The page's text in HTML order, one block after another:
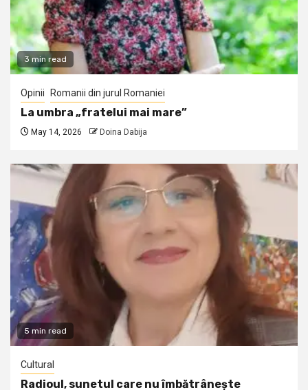
3 min read
Opinii Romanii din jurul Romaniei
La umbra „fratelui mai mare”
May 14, 2026 Doina Dabija
5 min read
Cultural
Radioul, sunetul care nu îmbătrânește